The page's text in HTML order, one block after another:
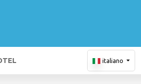
italiano